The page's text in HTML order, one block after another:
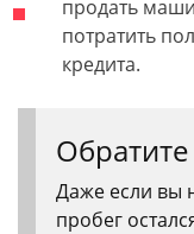
продать
потратить
кредита.
Даже если вы
пробег